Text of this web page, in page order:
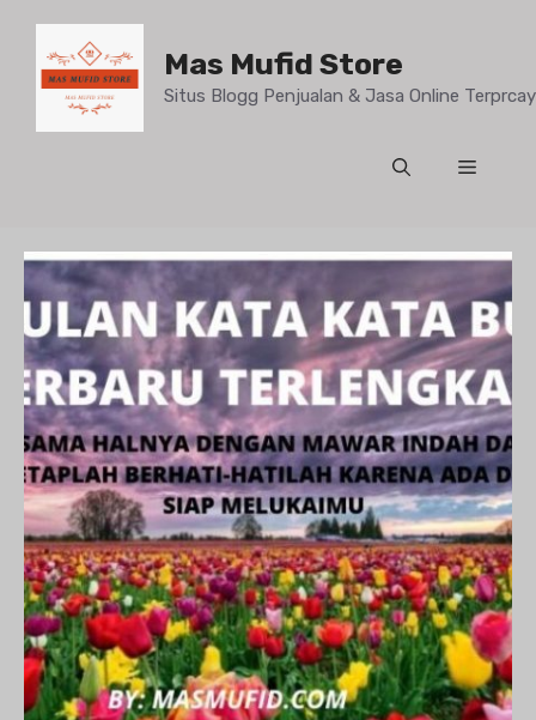
Mas Mufid Store
Situs Blogg Penjualan & Jasa Online